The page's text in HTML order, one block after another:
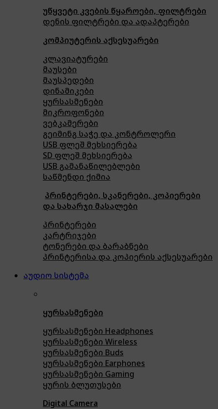
უწყვეტი კვების წყაროები, ფილტრები
დენის ფილტრები და ადაპტერები
კომპიუტერის აქსესუარები
კლავიატურები
მაუსები
მაუსპედები
დინამიკები
ყურსასმენები
მიკროფონები
ვებკამერები
გეიმინგ საჭე და კონტროლერი
USB ფლეშ მეხსიერება
SD ფლეშ მეხსიერება
USB გამანაწილებლები
საწმენდი ქიმია
პრინტერები, სკანერები, კოპიერები
და სახარჯი მასალები
პრინტერები
კარტრიჯები
ტონერები და ბარაბნები
პრინტერისა და კოპიერის აქსესუარები
აუდიო სისტემა
ყურსასმენები
ყურსასმენები Headphones
ყურსასმენები Wireless
ყურსასმენები Buds
ყურსასმენები Earphones
ყურსასმენები Gaming
ყურის ბლუთუსები
Digital Camera